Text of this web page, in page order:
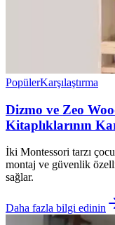
PopülerKarşılaştırma
Dizmo ve Zeo
Kitaplıklarının
İki Montessori tarzı
montaj ve güvenlik
sağlar.
Daha fazla bilgi edinin